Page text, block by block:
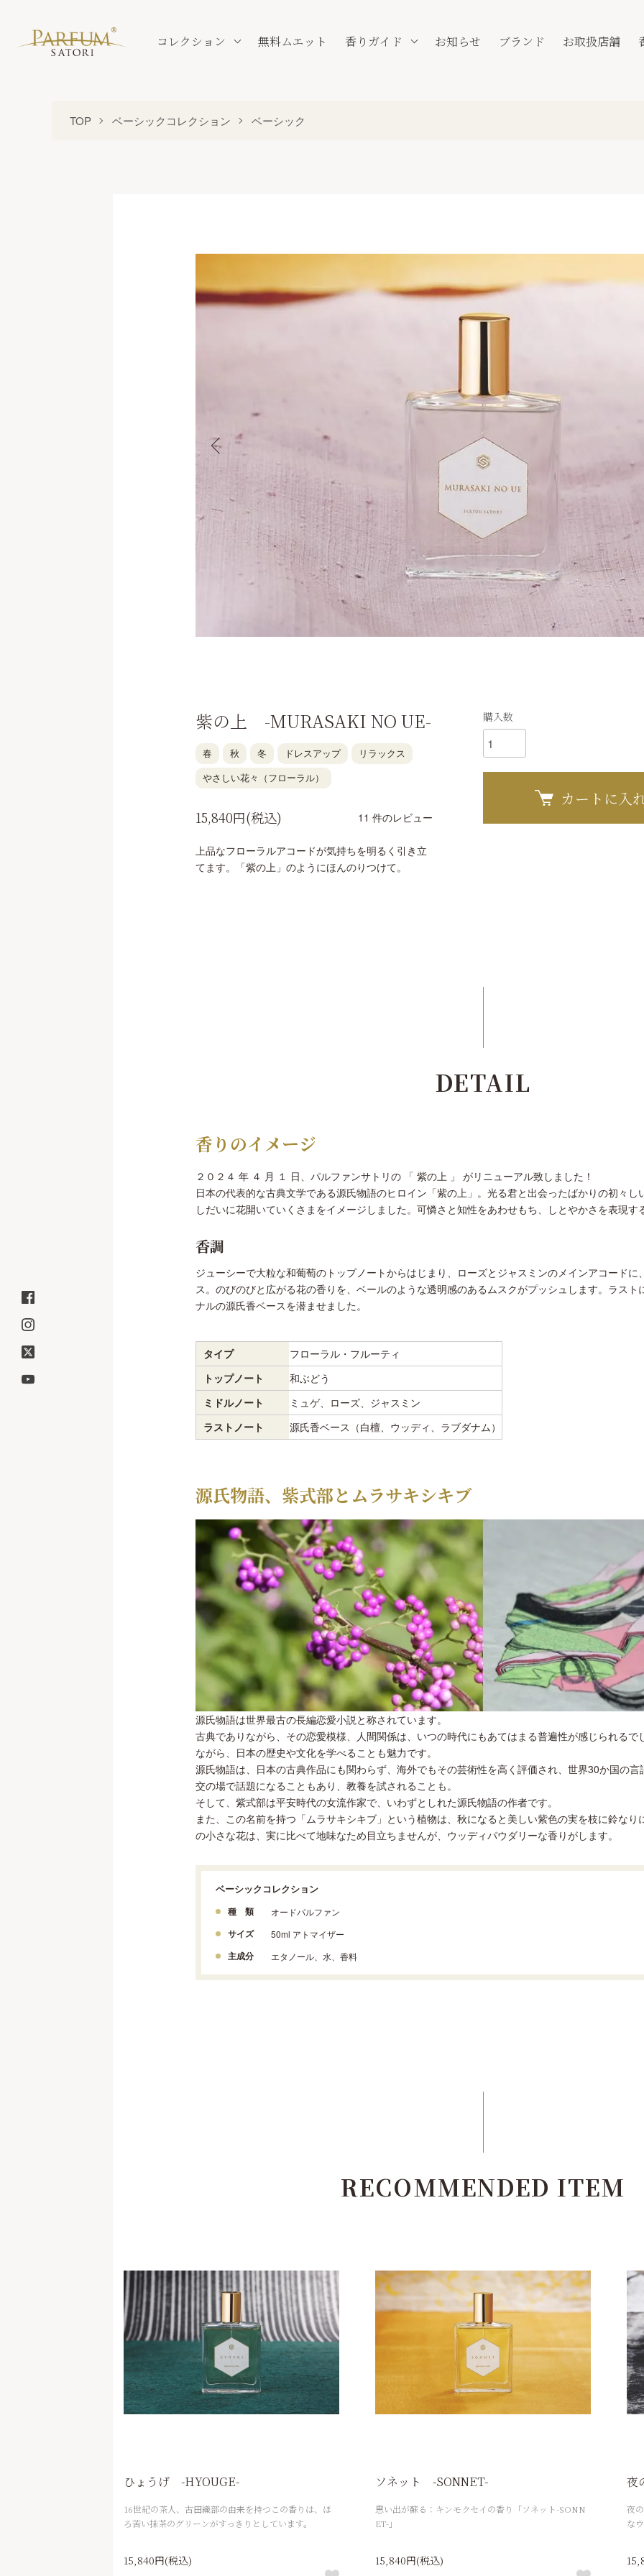
コレクション 無料ムエット 香りガイド お知らせ ブランド お取扱店舗
TOP ベーシックコレクション ベーシック
紫の上 -MURASAKI NO UE-
春 秋 冬 ドレスアップ
リラックス
やさしい花々（フローラル）
15,840円(税込) 11 件のレビュー
上品なフローラルアコードが気持ちを明るく引き立
てます。「紫の上」のようにほんのりつけて。
購入数
カートに入
DETAIL
香りのイメージ
２０２４ 年 ４ 月 １ 日、パルファンサトリの 「 紫の上 」 がリニューアル致しました！
日本の代表的な古典文学である源氏物語のヒロイン「紫の上」。光る君と出会ったばかりの初々し
しだいに花開いていくさまをイメージしました。可憐さと知性をあわせもち、しとやかさを表現す
香調
ジューシーで大粒な和葡萄のトップノートからはじまり、ローズとジャスミンのメインアコードに
ス。のびのびと広がる花の香りを、ベールのような透明感のあるムスクがプッシュします。ラスト
ナルの源氏香ベースを潜ませました。
タイプ
フローラル・フルーティ
トップノート
和ぶどう
ミドルノート
ミュゲ、ローズ、ジャスミン
ラストノート
源氏香ベース（白檀、ウッディ、ラブダナム）
源氏物語、紫式部とムラサキシキブ
源氏物語は世界最古の長編恋愛小説と称されています。
古典でありながら、その恋愛模様、人間関係は、いつの時代にもあてはまる普遍性が感じられるで
ながら、日本の歴史や文化を学べることも魅力です。
源氏物語は、日本の古典作品にも関わらず、海外でもその芸術性を高く評価され、世界30か国の
交の場で話題になることもあり、教養を試されることも。
そして、紫式部は平安時代の女流作家で、いわずとしれた源氏物語の作者です。
また、この名前を持つ「ムラサキシキブ」という植物は、秋になると美しい紫色の実を枝に鈴な
の小さな花は、実に比べて地味なため目立ちませんが、ウッディパウダリーな香りがします。
ベーシックコレクション
種 類
オードパルファン
サイズ 50ml アトマイザー
主成分 エタノール、水、香料
RECOMMENDED ITEM
ひょうげ -HYOUGE-
16世紀の茶人、古田織部の由来を持つこの香りは、ほ
ろ苦い抹茶のグリーンがすっきりとしています。
15,840円(税込)
ソネット -SONNET-
思い出が蘇る：キンモクセイの香り「ソネット-SONN
ET-」
15,840円(税込)
夜
夜
な